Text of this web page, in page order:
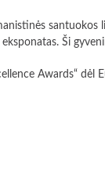
santuokos
Ši
Awards“